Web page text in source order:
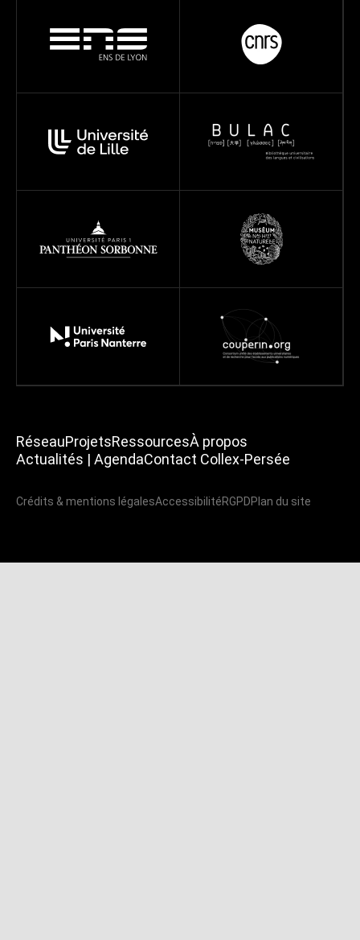
RéseauProjetsRessourcesÀ propos
Actualités | AgendaContact Collex-Persée
Crédits & mentions légalesAccessibilitéRGPDPlan du site